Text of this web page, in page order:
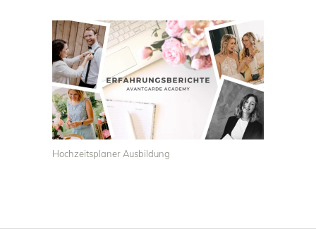
Hochzeitsplaner Ausbildung